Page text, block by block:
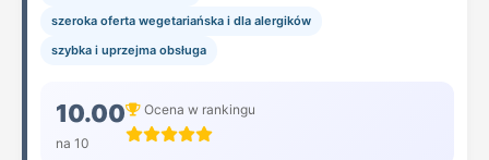
szeroka oferta wegetariańska i dla alergików
szybka i uprzejma obsługa
10.00
na 10
Ocena w rankingu